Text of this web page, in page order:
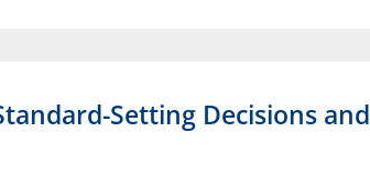
Setting Decisions and